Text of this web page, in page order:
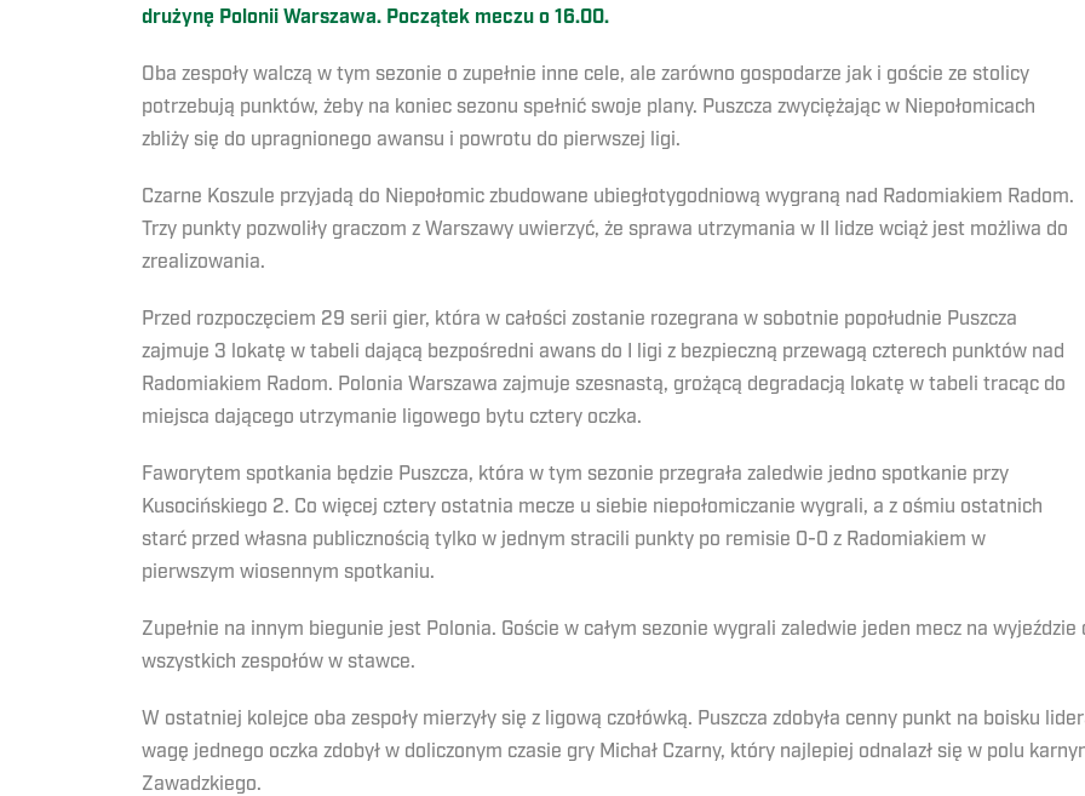
drużynę Polonii Warszawa. Początek meczu o 16.00.
Oba zespoły walczą w tym sezonie o zupełnie inne cele, ale zarówno gospodarze jak i goście ze stolicy
potrzebują punktów, żeby na koniec sezonu spełnić swoje plany. Puszcza zwyciężając w Niepołomicach
zbliży się do upragnionego awansu i powrotu do pierwszej ligi.
Czarne Koszule przyjadą do Niepołomic zbudowane ubiegłotygodniową wygraną nad Radomiakiem Radom.
Trzy punkty pozwoliły graczom z Warszawy uwierzyć, że sprawa utrzymania w II lidze wciąż jest możliwa do
zrealizowania.
Przed rozpoczęciem 29 serii gier, która w całości zostanie rozegrana w sobotnie popołudnie Puszcza
zajmuje 3 lokatę w tabeli dającą bezpośredni awans do I ligi z bezpieczną przewagą czterech punktów nad
Radomiakiem Radom. Polonia Warszawa zajmuje szesnastą, grożącą degradacją lokatę w tabeli tracąc do
miejsca dającego utrzymanie ligowego bytu cztery oczka.
Faworytem spotkania będzie Puszcza, która w tym sezonie przegrała zaledwie jedno spotkanie przy
Kusocińskiego 2. Co więcej cztery ostatnia mecze u siebie niepołomiczanie wygrali, a z ośmiu ostatnich
starć przed własna publicznością tylko w jednym stracili punkty po remisie 0-0 z Radomiakiem w
pierwszym wiosennym spotkaniu.
Zupełnie na innym biegunie jest Polonia. Goście w całym sezonie wygrali zaledwie jeden mecz na
wszystkich zespołów w stawce.
W ostatniej kolejce oba zespoły mierzyły się z ligową czołówką. Puszcza zdobyła cenny punkt na boisku
wagę jednego oczka zdobył w doliczonym czasie gry Michał Czarny, który najlepiej odnalazł się w polu
Zawadzkiego.